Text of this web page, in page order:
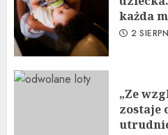
każda
2
„Ze
zostaje